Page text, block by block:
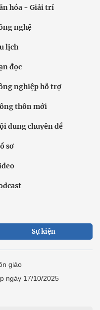
hóa - Giải trí
nghệ
lịch
đọc
nghiệp hỗ trợ
thôn mới
dung chuyên đề
sơ
Sự kiện
giáo
ngày 17/10/2025